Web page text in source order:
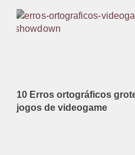
10 Erros ortográficos
jogos de videogame